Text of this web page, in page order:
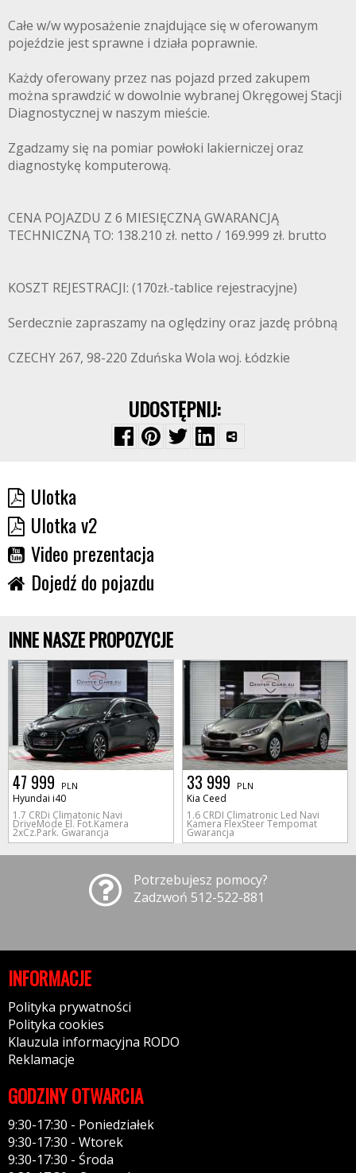
Całe w/w wyposażenie znajdujące się w oferowanym
pojeździe jest sprawne i działa poprawnie.
Każdy oferowany przez nas pojazd przed zakupem
można sprawdzić w dowolnie wybranej Okręgowej Stacji
Diagnostycznej w naszym mieście.
Zgadzamy się na pomiar powłoki lakierniczej oraz
diagnostykę komputerową.
CENA POJAZDU Z 6 MIESIĘCZNĄ GWARANCJĄ
TECHNICZNĄ TO: 138.210 zł. netto / 169.999 zł. brutto
KOSZT REJESTRACJI: (170zł.-tablice rejestracyjne)
Serdecznie zapraszamy na oględziny oraz jazdę próbną
CZECHY 267, 98-220 Zduńska Wola woj. Łódzkie
UDOSTĘPNIJ:
Ulotka
Ulotka v2
Video prezentacja
Dojedź do pojazdu
INNE NASZE PROPOZYCJE
47 999 PLN
Hyundai i40
1.7 CRDi Climatonic Navi
DriveMode El. Fot.Kamera
2xCz.Park. Gwarancja
33 999 PLN
Kia Ceed
1.6 CRDI Climatronic Led Navi
Kamera FlexSteer Tempomat
Gwarancja
Potrzebujesz pomocy?
Zadzwoń 512-522-881
INFORMACJE
Polityka prywatności
Polityka cookies
Klauzula informacyjna RODO
Reklamacje
GODZINY OTWARCIA
9:30-17:30 - Poniedziałek
9:30-17:30 - Wtorek
9:30-17:30 - Środa